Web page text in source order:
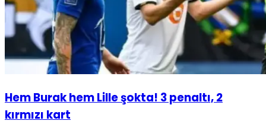
Hem Burak hem Lille şokta! 3 penaltı, 2
kırmızı kart